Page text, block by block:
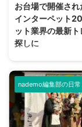
冷えてしまいそうな
ます。 ワンコには幽
のか 古来より犬には
るとか、亡くなった
な話が尽きない動物
ワンコに人間には見
お台場で開催され
インターペット
ット業界の最新
探しに
ビッグサイトで開催
の祭典「インターペ
してきました。 朝、
行ったものの入り口
多くの来場者に混じ
nademo編集部の日常